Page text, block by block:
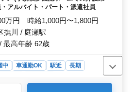
言 ＊中高年活躍中 ＊社会保険完備 ＊
問い合わせください ご応募お待ちし
ます！
アルバイト・パート・派遣社員
万円 時給1,000円〜1,800円
撫川 / 庭瀬駅
最高年齢 62歳
中 車通勤OK 駅近
長期
介護福祉士・介護スタッフ